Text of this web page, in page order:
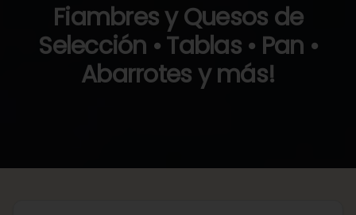
Fiambres y Quesos de
Selección • Tablas • Pan •
Abarrotes y más!